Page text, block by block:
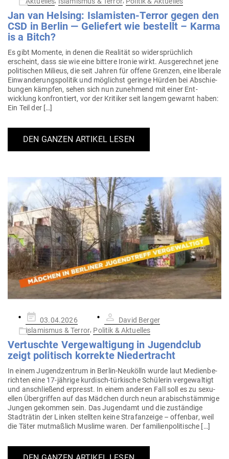
Jan van Helsing: Isla­misten-Terror gegen den
CSD in Berlin — Geliefert wie bestellt – Karma
is a Bitch?
Es gibt Momente, in denen die Rea­lität so wider­sprüchlich
erscheint, dass sie wie eine bittere Ironie wirkt. Aus­ge­rechnet jene
poli­ti­schen Milieus, die seit Jahren für offene Grenzen, eine liberale
Ein­wan­de­rungs­po­litik und mög­lichst geringe Hürden bei Abschie­
bungen kämpfen, sehen sich nun zunehmend mit einer Ent­
wicklung kon­fron­tiert, vor der Kri­tiker seit langem gewarnt haben:
Ein Teil der […]
DEN GANZEN ARTIKEL LESEN
Gepostet
am
03.04.2026
David Berger
Islamismus & Terror, Politik & Aktuelles
Ver­tuschte Ver­ge­wal­tigung in Jugendclub
zeigt poli­tisch kor­rekte Niedertracht
In einem Jugend­zentrum in Berlin-Neu­­kölln wurde laut Medi­en­be­
richten eine 17-jährige kur­­disch-tür­kische Schü­lerin ver­ge­waltigt
und anschließend erpresst. In einem anderen Fall soll es zu sexu­
ellen Über­griffen auf das Mädchen durch neun ara­bisch­stämmige
Jungen gekommen sein. Das Jugendamt und die zuständige
Stadt­rätin der Linken stellten keine Straf­an­zeige – offenbar, weil
die Täter mut­maßlich Muslime waren. Der familienpolitische […]